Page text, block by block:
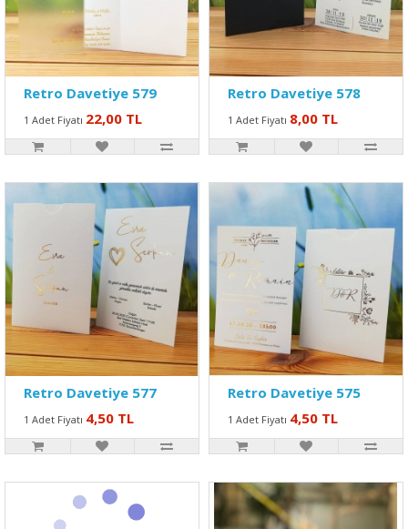
Retro Davetiye 579
1 Adet Fiyatı 22,00 TL
Retro Davetiye 578
1 Adet Fiyatı 8,00 TL
Retro Davetiye 577
1 Adet Fiyatı 4,50 TL
Retro Davetiye 575
1 Adet Fiyatı 4,50 TL